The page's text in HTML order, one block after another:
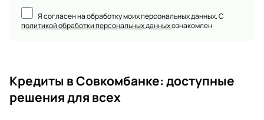
Я согласен на обработку моих персональных данных. С
политикой обработки персональных данныхознакомлен
Кредиты в Совкомбанке: доступные
решения для всех